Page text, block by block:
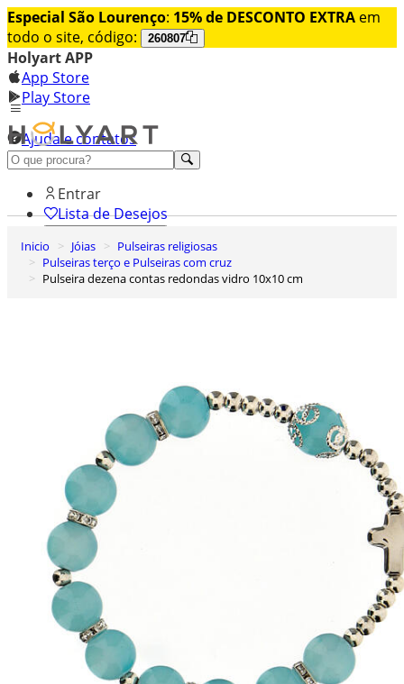
Especial São Lourenço: 15% de DESCONTO EXTRA em
todo o site, código:
260807
Holyart APP
App Store
Play Store
Ajuda e contatos
Conheça premium
Entrar
Lista de Desejos
0
Carrinho de Compras
Inicio Jóias
Pulseiras religiosas
Pulseiras terço e Pulseiras com cruz
Pulseira dezena contas redondas vidro 10x10 cm